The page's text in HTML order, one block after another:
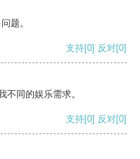
题。
支持[0] 反对[0]
不同的娱乐需求。
支持[0] 反对[0]